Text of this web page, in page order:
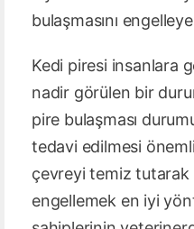
bulaşmasını
Kedi piresi insanlara
nadir görülen bir
pire bulaşması
tedavi edilmesi
çevreyi temiz tutarak
engellemek en iyi